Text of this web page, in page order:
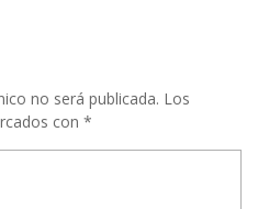
no será publicada. Los
con *